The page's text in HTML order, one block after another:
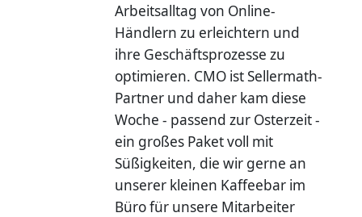
Arbeitsalltag von Online-
Händlern zu erleichtern und
ihre Geschäftsprozesse zu
optimieren. CMO ist Sellermath-
Partner und daher kam diese
Woche - passend zur Osterzeit -
ein großes Paket voll mit
Süßigkeiten, die wir gerne an
unserer kleinen Kaffeebar im
Büro für unsere Mitarbeiter